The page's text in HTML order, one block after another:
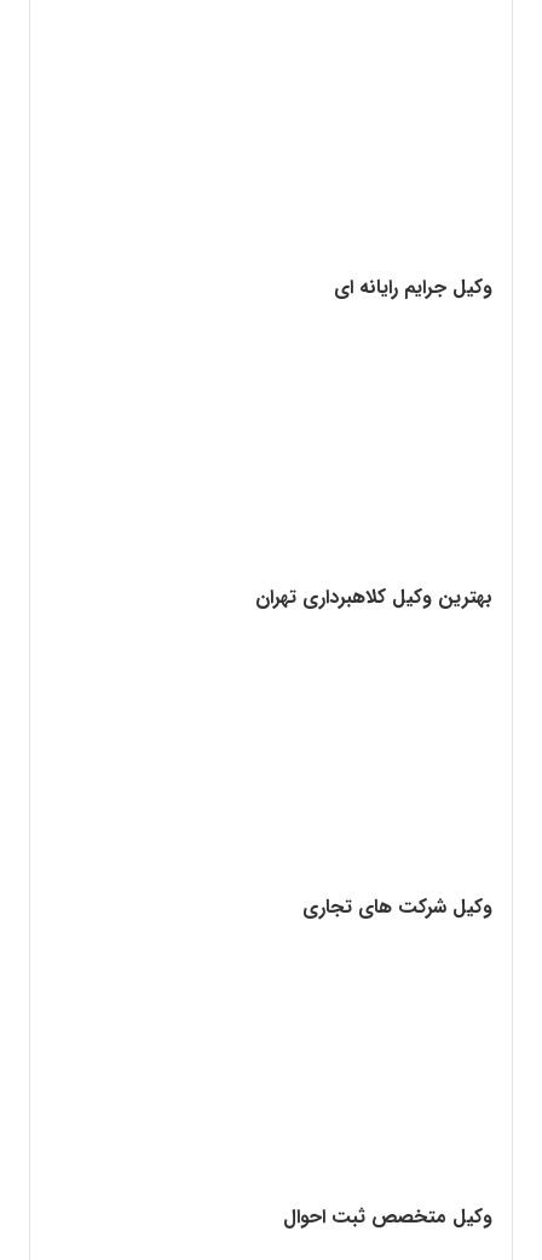
وکیل جرایم رایانه ای
بهترین وکیل کلاهبرداری تهران
وکیل شرکت های تجاری
وکیل متخصص ثبت احوال